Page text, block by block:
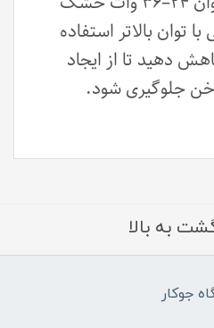
توان بالاتر استفاده
دهید تا از ایجاد
جلوگیری شود.
به بالا
جوکار